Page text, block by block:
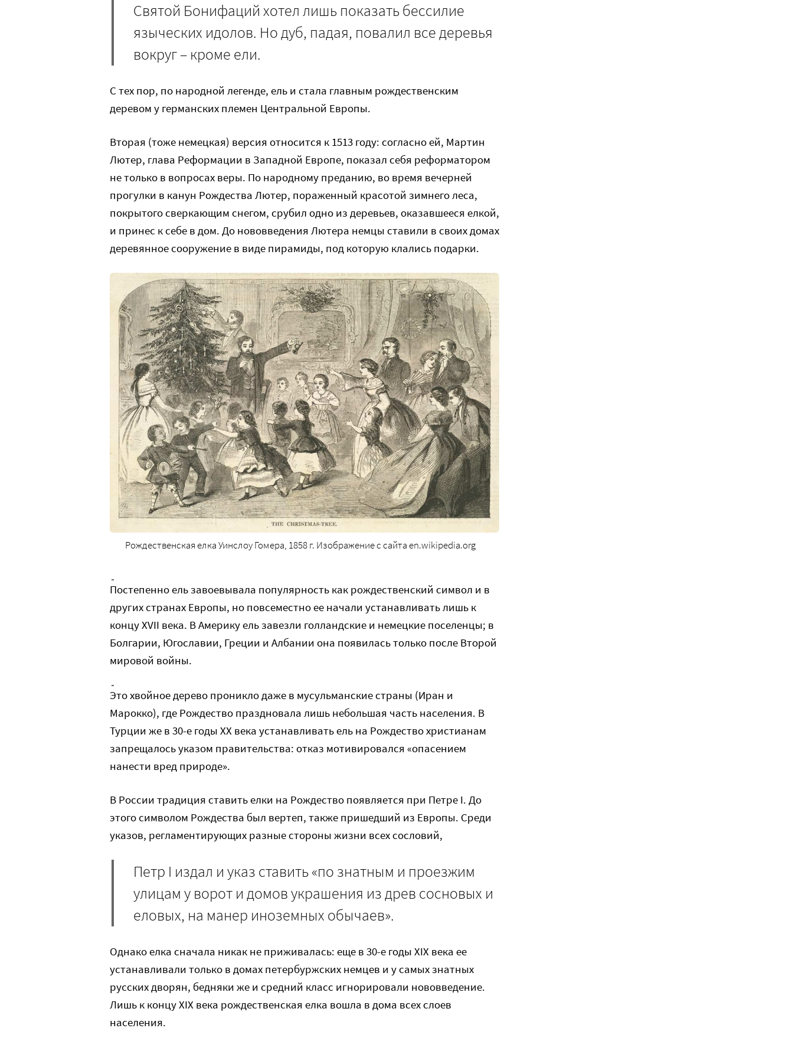
Святой Бонифаций хотел лишь показать бессилие
языческих идолов. Но дуб, падая, повалил все деревья
вокруг – кроме ели.
С тех пор, по народной легенде, ель и стала главным рождественским
деревом у германских племен Центральной Европы.
Вторая (тоже немецкая) версия относится к 1513 году: согласно ей, Мартин
Лютер, глава Реформации в Западной Европе, показал себя реформатором
не только в вопросах веры. По народному преданию, во время вечерней
прогулки в канун Рождества Лютер, пораженный красотой зимнего леса,
покрытого сверкающим снегом, срубил одно из деревьев, оказавшееся елкой,
и принес к себе в дом. До нововведения Лютера немцы ставили в своих домах
деревянное сооружение в виде пирамиды, под которую клались подарки.
Рождественская елка Уинслоу Гомера, 1858 г. Изображение с сайта en.wikipedia.org
Постепенно ель завоевывала популярность как рождественский символ и в
других странах Европы, но повсеместно ее начали устанавливать лишь к
концу XVII века. В Америку ель завезли голландские и немецкие поселенцы; в
Болгарии, Югославии, Греции и Албании она появилась только после Второй
мировой войны.
Это хвойное дерево проникло даже в мусульманские страны (Иран и
Марокко), где Рождество праздновала лишь небольшая часть населения. В
Турции же в 30-е годы XX века устанавливать ель на Рождество христианам
запрещалось указом правительства: отказ мотивировался «опасением
нанести вред природе».
В России традиция ставить елки на Рождество появляется при Петре I. До
этого символом Рождества был вертеп, также пришедший из Европы. Среди
указов, регламентирующих разные стороны жизни всех сословий,
Петр I издал и указ ставить «по знатным и проезжим
улицам у ворот и домов украшения из древ сосновых и
еловых, на манер иноземных обычаев».
Однако елка сначала никак не приживалась: еще в 30-е годы XIX века ее
устанавливали только в домах петербуржских немцев и у самых знатных
русских дворян, бедняки же и средний класс игнорировали нововведение.
Лишь к концу XIX века рождественская елка вошла в дома всех слоев
населения.